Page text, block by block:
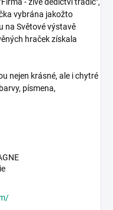
vybrána jakožto
na Světové výstavě
hraček získala
nejen krásné, ale i chytré
písmena,